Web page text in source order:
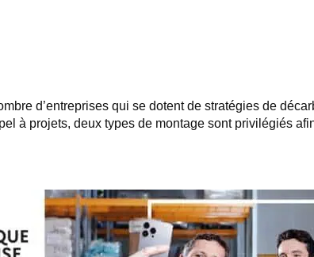
d’entreprises qui se dotent de stratégies de
à projets, deux types de montage sont privilégiés